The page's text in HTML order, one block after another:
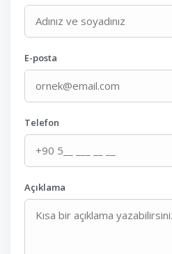
E-posta
Telefon
Açıklama